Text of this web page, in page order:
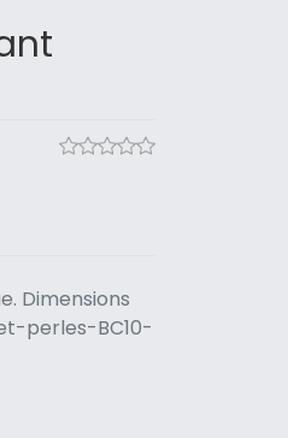
Dimensions
perles-BC10-